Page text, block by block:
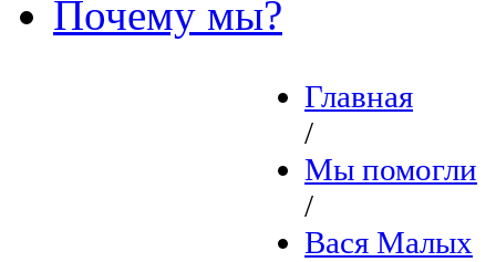
Почему мы?
Главная
/
Мы помогли
/
Вася Малых